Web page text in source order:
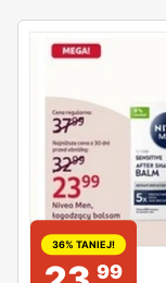
36% TANIEJ!
99